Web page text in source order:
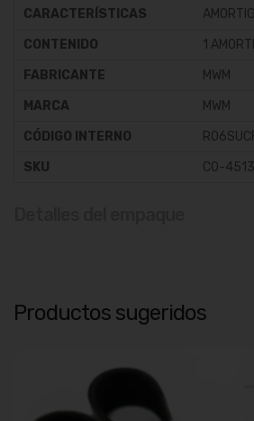
CARACTERÍSTICAS
CONTENIDO
1
FABRICANTE
MWM
MARCA
MWM
CÓDIGO INTERNO
SKU
CO-
Productos sugeridos